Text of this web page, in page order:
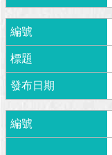
通
陳
情
統
公
民